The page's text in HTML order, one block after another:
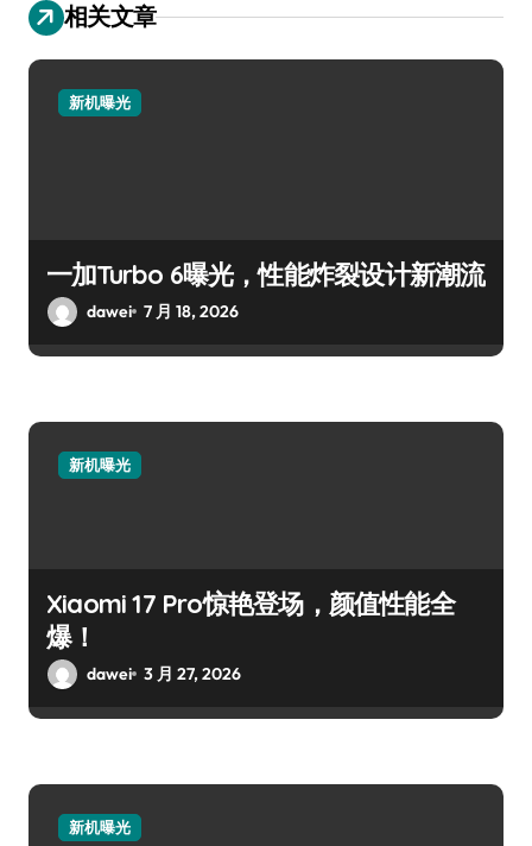
相关文章
新机曝光
一加Turbo 6曝光，性能炸裂设计新潮流
dawei 7 月 18, 2026
新机曝光
Xiaomi 17 Pro惊艳登场，颜值性能全
爆！
dawei 3 月 27, 2026
新机曝光